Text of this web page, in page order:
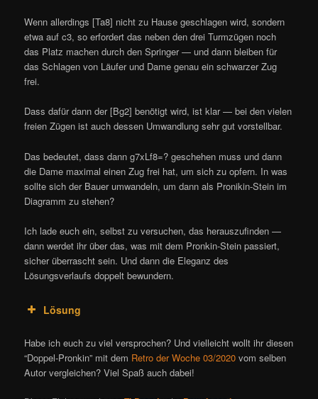
Wenn allerdings [Ta8] nicht zu Hause geschlagen wird, sondern
etwa auf c3, so erfordert das neben den drei Turmzügen noch
das Platz machen durch den Springer — und dann bleiben für
das Schlagen von Läufer und Dame genau ein schwarzer Zug
frei.
Dass dafür dann der [Bg2] benötigt wird, ist klar — bei den vielen
freien Zügen ist auch dessen Umwandlung sehr gut vorstellbar.
Das bedeutet, dass dann g7xLf8=? geschehen muss und dann
die Dame maximal einen Zug frei hat, um sich zu opfern. In was
sollte sich der Bauer umwandeln, um dann als Pronikin-Stein im
Diagramm zu stehen?
Ich lade euch ein, selbst zu versuchen, das herauszufinden —
dann werdet ihr über das, was mit dem Pronkin-Stein passiert,
sicher überrascht sein. Und dann die Eleganz des
Lösungsverlaufs doppelt bewundern.
Lösung
Habe ich euch zu viel versprochen? Und vielleicht wollt ihr diesen
“Doppel-Pronkin” mit dem Retro der Woche 03/2020 vom selben
Autor vergleichen? Viel Spaß auch dabei!